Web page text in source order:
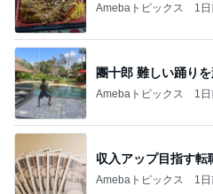
Amebaトピックス 1
團十郎 難しい踊り
Amebaトピックス 1
収入アップ目指す転
Amebaトピックス 1